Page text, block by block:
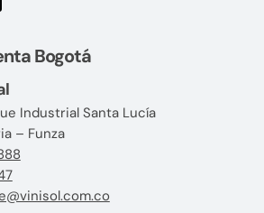
Bogotá
Industrial Santa Lucía
– Funza